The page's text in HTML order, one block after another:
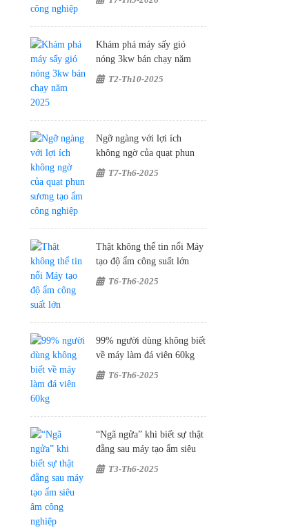
Khám phá máy sấy gió
nóng 3kw bán chạy năm
2025
T2-Th10-2025
Ngỡ ngàng với lợi ích
không ngờ của quạt phun
sương tạo ẩm công nghiệp
T7-Th6-2025
Thật không thể tin nổi Máy
tạo độ ẩm công suất lớn
T6-Th6-2025
99% người dùng không biết
về máy làm đá viên 60kg
T6-Th6-2025
“Ngã ngửa” khi biết sự thật
đằng sau máy tạo ẩm siêu
âm công nghiệp
T3-Th6-2025